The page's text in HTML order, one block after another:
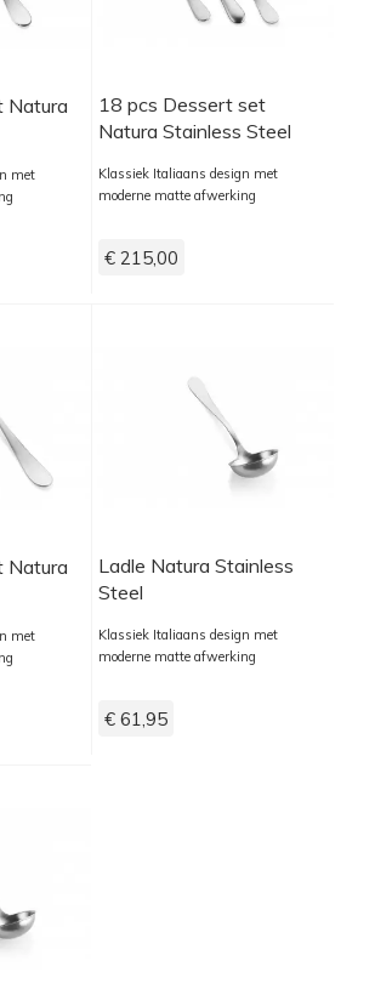
Natura
met
18 pcs Dessert set
Natura Stainless Steel
Klassiek Italiaans design met
moderne matte afwerking
€ 215,00
Natura
met
Ladle Natura Stainless
Steel
Klassiek Italiaans design met
moderne matte afwerking
€ 61,95